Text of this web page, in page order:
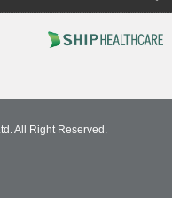
All Right Reserved.